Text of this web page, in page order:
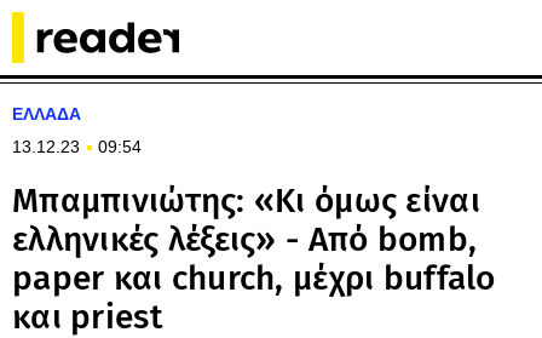
ΕΛΛΑΔΑ
13.12.23
09:54
Μπαμπινιώτης: «Κι όμως είναι
ελληνικές λέξεις» - Από bomb,
paper και church, μέχρι buffalo
και priest